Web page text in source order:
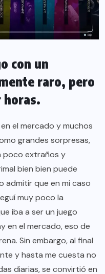
con un
raro, pero
horas.
el mercado y muchos
grandes sorpresas,
poco extraños y
bien bien puede
admitir que en mi caso
muy poco la
iba a ser un juego
en el mercado, eso de
Sin embargo, al final
y hasta me cuesta no
diarias, se convirtió en